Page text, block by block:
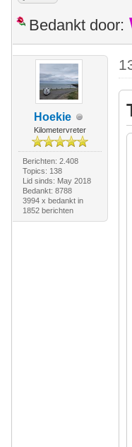
Bedankt door:
Hoekie
Kilometervreter
Berichten: 2.408
Topics: 138
Lid sinds: May 2018
Bedankt: 8788
3994 x bedankt in
1852 berichten